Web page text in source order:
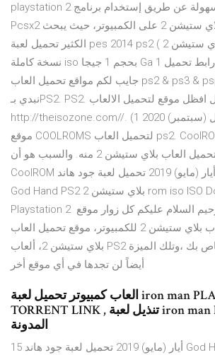
playstation 2 على الكمبيوتر بكل سهولة عن طريق إستخدام برنامج
Pcsx2 لتشغيل العاب البلاي ستيشن 2 على الكمبيوتر، حيث يبحث
الكثير تحميل لعبة pes 2014 ps2 خاصة بي ( جهاز البلاي ستيشن 2 )
نسخة كاملة iso بحجم 1 جيجا Ga 1 رابط تحميل UTORRENT اليوم
جايب لكم مواقع تحميل العاب ps2 & ps3 & psp كلها بصيغه iso اول
نبدي بـPS2. PS2. الاول افظل موقع لتحميل الالعاب ps2.
http://theisozone.com//. ثاني موقع. 5 أيلول (سبتمبر) 2020 1)
موقع COOLROMS لتحميل العاب ps2. CoolROM هو أحد مواقع
الويب الرائعة لتحميل العاب بلاي ستيشن 2 منه. والسبب هو أن
CoolROM يحتوي على 15 أيار (مايو) 2019 تحميل لعبة جود هاند
God Hand PS2 بلاي ستيشن 2 rom iso ISO Download Sony
Playstation 2 بسم الله الرحمن الرحيم السلام عليكم كل زوار موقع
مواقع تحميل العاب بلاي ستيشن 2 للكمبيوتر، موقع تحميل العاب
بلاي ستيشن 2، ألعاب PS2 على الكمبيوتر الخاص بك ،وتلك الميزة
العاب كمبيوتر تحميل لعبة iron man PLAYSTATION 2 ,
TORRENT LINK , تنذيل لعبة iron man PS2 , أرشيف
المدونة
15 أيار (مايو) 2019 تحميل لعبة جود هاند God Hand PS2 بلاي